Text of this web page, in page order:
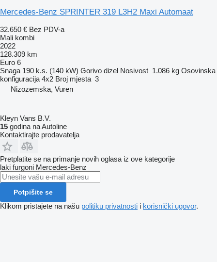
Mercedes-Benz SPRINTER 319 L3H2 Maxi Automaat
32.650 € Bez PDV-a
Mali kombi
2022
128.309 km
Euro 6
Snaga 190 k.s. (140 kW) Gorivo dizel Nosivost 1.086 kg Osovinska
konfiguracija 4x2 Broj mjesta 3
Nizozemska, Vuren
Kleyn Vans B.V.
15 godina na Autoline
Kontaktirajte prodavatelja
Pretplatite se na primanje novih oglasa iz ove kategorije
laki furgoni Mercedes-Benz
Potpišite se
Klikom pristajete na našu politiku privatnosti i korisnički ugovor.